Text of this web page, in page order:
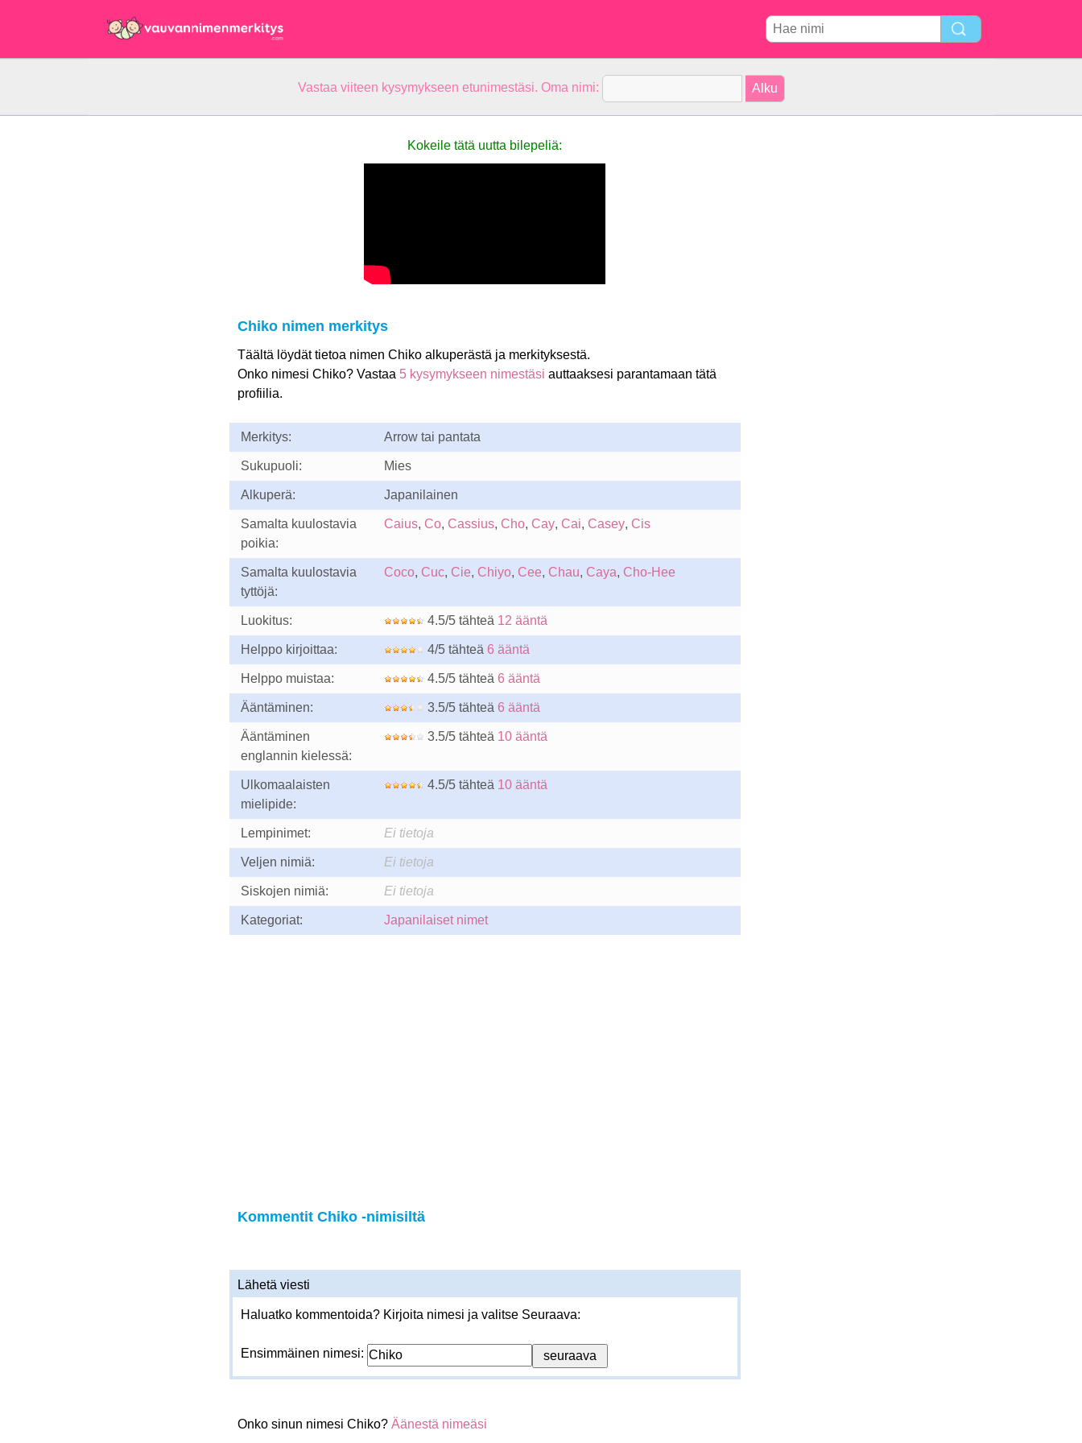
Vastaa viiteen kysymykseen etunimestäsi. Oma nimi:
Kokeile tätä uutta bilepeliä:
Chiko nimen merkitys
Täältä löydät tietoa nimen Chiko alkuperästä ja merkityksestä.
Onko nimesi Chiko? Vastaa 5 kysymykseen nimestäsi auttaaksesi parantamaan tätä
profiilia.
Merkitys: Arrow tai pantata
Sukupuoli: Mies
Alkuperä: Japanilainen
Samalta kuulostavia
poikia:
Caius, Co, Cassius, Cho, Cay, Cai, Casey, Cis
Samalta kuulostavia
tyttöjä:
Coco, Cuc, Cie, Chiyo, Cee, Chau, Caya, Cho-Hee
Luokitus: 4.5/5 tähteä 12 ääntä
Helppo kirjoittaa: 4/5 tähteä 6 ääntä
Helppo muistaa: 4.5/5 tähteä 6 ääntä
Ääntäminen: 3.5/5 tähteä 6 ääntä
Ääntäminen
englannin kielessä:
3.5/5 tähteä 10 ääntä
Ulkomaalaisten
mielipide:
4.5/5 tähteä 10 ääntä
Lempinimet: Ei tietoja
Veljen nimiä: Ei tietoja
Siskojen nimiä: Ei tietoja
Kategoriat: Japanilaiset nimet
Kommentit Chiko -nimisiltä
Lähetä viesti
Haluatko kommentoida? Kirjoita nimesi ja valitse Seuraava:
Ensimmäinen nimesi:
Onko sinun nimesi Chiko? Äänestä nimeäsi